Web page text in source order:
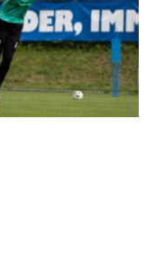
No Caption